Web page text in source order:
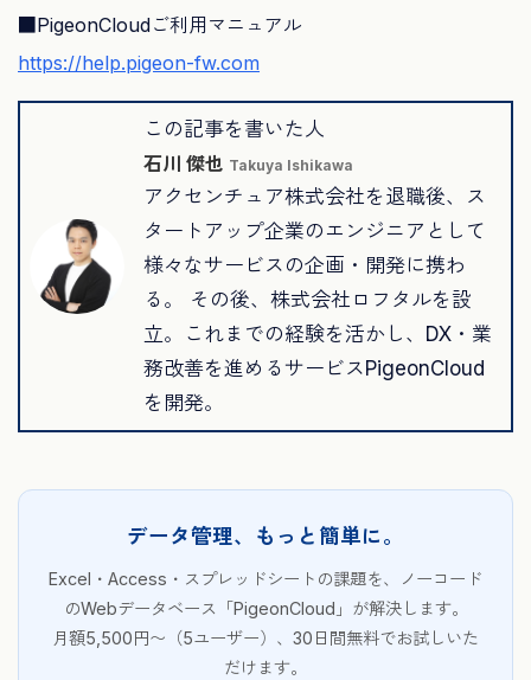
■PigeonCloudご利用マニュアル
https://help.pigeon-fw.com
この記事を書いた人
石川 傑也 Takuya Ishikawa
アクセンチュア株式会社を退職後、ス
タートアップ企業のエンジニアとして
様々なサービスの企画・開発に携わ
る。 その後、株式会社ロフタルを設
立。これまでの経験を活かし、DX・業
務改善を進めるサービスPigeonCloud
を開発。
データ管理、もっと簡単に。
Excel・Access・スプレッドシートの課題を、ノーコード
のWebデータベース「PigeonCloud」が解決します。
月額5,500円〜（5ユーザー）、30日間無料でお試しいた
だけます。